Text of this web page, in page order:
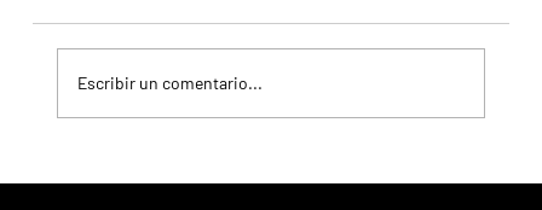
Escribir un comentario...